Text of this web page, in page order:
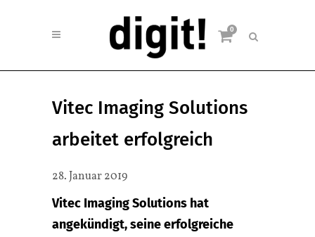
0
Vitec Imaging Solutions
arbeitet erfolgreich
28. Januar 2019
Vitec Imaging Solutions hat
angekündigt, seine erfolgreiche